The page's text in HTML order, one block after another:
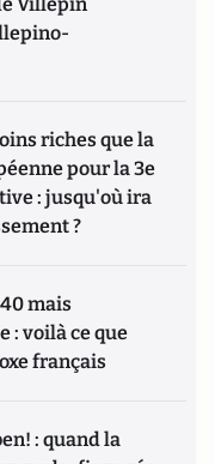
riches que la
pour la 3e
: jusqu'où ira
?
mais
: voilà ce que
français
: quand la